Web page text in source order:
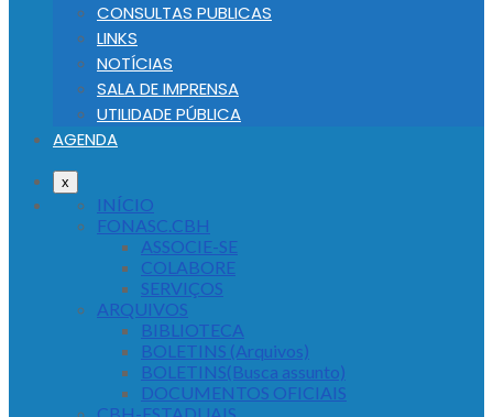
CONSULTAS PUBLICAS
LINKS
NOTÍCIAS
SALA DE IMPRENSA
UTILIDADE PÚBLICA
AGENDA
x
INÍCIO
FONASC.CBH
ASSOCIE-SE
COLABORE
SERVIÇOS
ARQUIVOS
BIBLIOTECA
BOLETINS (Arquivos)
BOLETINS(Busca assunto)
DOCUMENTOS OFICIAIS